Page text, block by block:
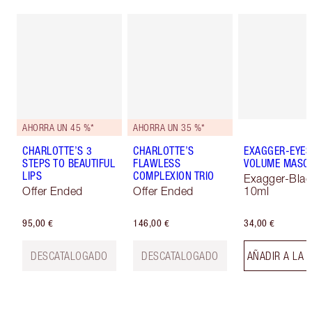
AHORRA UN 45 %*
CHARLOTTE’S 3
STEPS TO BEAUTIFUL
LIPS
Offer Ended
95,00 €
DESCATALOGADO
AHORRA UN 35 %*
CHARLOTTE’S
FLAWLESS
COMPLEXION TRIO
Offer Ended
146,00 €
DESCATALOGADO
EXAGGER-EYES
VOLUME
Exagger-
10ml
34,00 €
AÑADIR A LA